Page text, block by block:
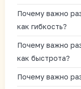
Почему важно
как гибкость?
Почему важно
как быстрота?
Почему важно